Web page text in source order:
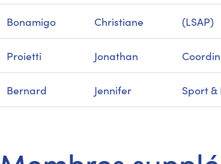
Bonamigo Christiane (LSAP)
Proietti Jonathan
Bernard Jennifer Sport &